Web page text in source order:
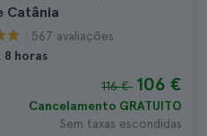
Catânia
567 avaliações
8 horas
116 € 106 €
Cancelamento GRATUITO
Sem taxas escondidas